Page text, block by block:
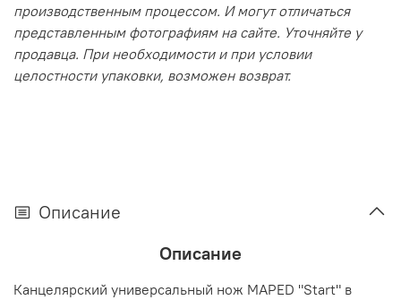
производственным процессом. И могут отличаться
представленным фотографиям на сайте. Уточняйте у
продавца. При необходимости и при условии
целостности упаковки, возможен возврат.
Описание
Описание
Канцелярский универсальный нож MAPED "Start" в